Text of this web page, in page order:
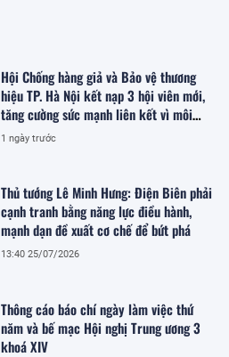
Hội Chống hàng giả và Bảo vệ thương
hiệu TP. Hà Nội kết nạp 3 hội viên mới,
tăng cường sức mạnh liên kết vì môi
trường kinh doanh lành mạnh
1 ngày trước
Thủ tướng Lê Minh Hưng: Điện Biên phải
cạnh tranh bằng năng lực điều hành,
mạnh dạn đề xuất cơ chế để bứt phá
13:40 25/07/2026
Thông cáo báo chí ngày làm việc thứ
năm và bế mạc Hội nghị Trung ương 3
khoá XIV